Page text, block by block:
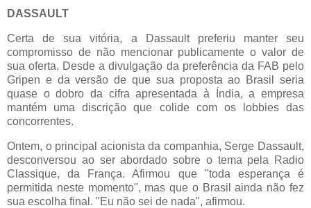
DASSAULT
Certa de sua vitória, a Dassault preferiu manter seu
compromisso de não mencionar publicamente o valor de
sua oferta. Desde a divulgação da preferência da FAB pelo
Gripen e da versão de que sua proposta ao Brasil seria
quase o dobro da cifra apresentada à Índia, a empresa
mantém uma discrição que colide com os lobbies das
concorrentes.
Ontem, o principal acionista da companhia, Serge Dassault,
desconversou ao ser abordado sobre o tema pela Radio
Classique, da França. Afirmou que "toda esperança é
permitida neste momento", mas que o Brasil ainda não fez
sua escolha final. "Eu não sei de nada", afirmou.